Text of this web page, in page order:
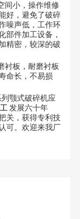
间小，操作维修
好，避免了破碎
噪声低，工作环
部件加工设备，
精密，较深的破
衬板，耐磨衬板
命长，不易损
颚式破碎机应
发展六十年
关，获得专利技
可。欢迎来我厂